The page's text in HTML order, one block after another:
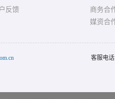
反馈
商务合
媒资合
客服电